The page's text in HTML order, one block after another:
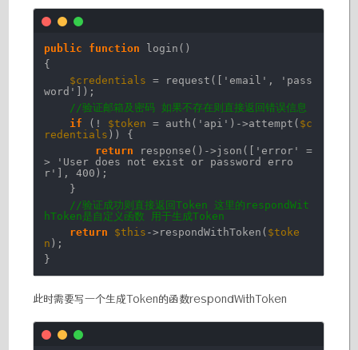
public function
login()
{
$credentials
= request([ 'email' ,
'pass
word'
]);
//验证邮箱及密码 如果不存在则直接返回错误信息
if
(! $token = auth( 'api' )->attempt( $c
redentials )) {
return
response()->json([ 'error'
=
>
'User does not exist or password erro
r'
], 400);
}
//验证成功则直接返回Token 这里的respondWit
hToken是自定义函数 用于生成Token
return
$this ->respondWithToken( $toke
n );
}
此时需要写一个生成Token的函数respondWithToken